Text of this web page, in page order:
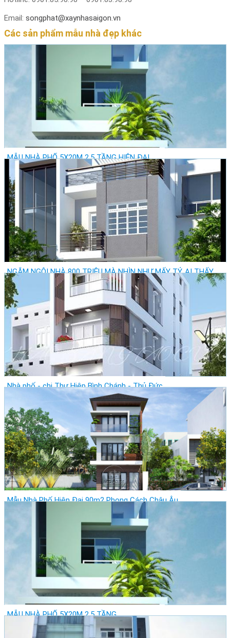
Email: songphat@xaynhasaigon.vn
Các sản phẩm mẫu nhà đẹp khác
MẪU NHÀ PHỐ 5X20M 2,5 TẦNG HIỆN ĐẠI
Giá: Vui lòng gọi
Vị trí: Thành Phố Hồ Chí Minh - Quận Tân Bình
Lượt xem: 22489
NGẮM NGÔI NHÀ 800 TRIỆU MÀ NHÌN NHƯ MẤY TỶ, AI THẤY
CŨNG MÊ
Vị trí: Thành Phố Hồ Chí Minh - Quận Tân Phú
Lượt xem: 27879
Nhà phố - chị Thư Hiệp Bình Chánh - Thủ Đức
Giá: Vui lòng gọi
Vị trí: Thành Phố Hồ Chí Minh - Quận 1
Lượt xem: 21560
Mẫu Nhà Phố Hiện Đại 90m2 Phong Cách Châu Âu
Vị trí: Thành Phố Hồ Chí Minh - Quận Phú Nhuận
Lượt xem: 28109
MẪU NHÀ PHỐ 5X20M 2,5 TẦNG
Giá: Vui lòng gọi